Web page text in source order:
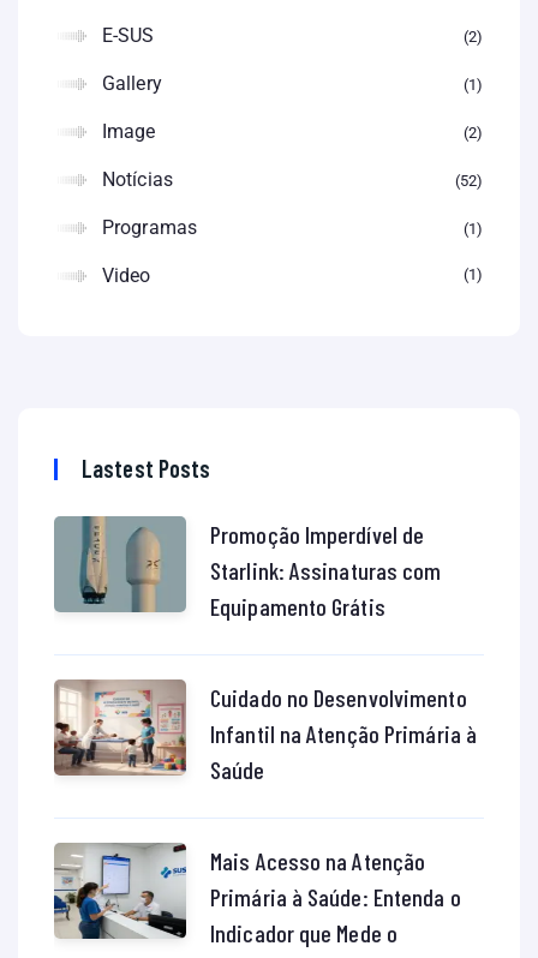
E-SUS 2
Gallery 1
Image 2
Notícias 52
Programas 1
Video 1
Lastest Posts
Promoção Imperdível de
Starlink: Assinaturas com
Equipamento Grátis
Cuidado no Desenvolvimento
Infantil na Atenção Primária à
Saúde
Mais Acesso na Atenção
Primária à Saúde: Entenda o
Indicador que Mede o